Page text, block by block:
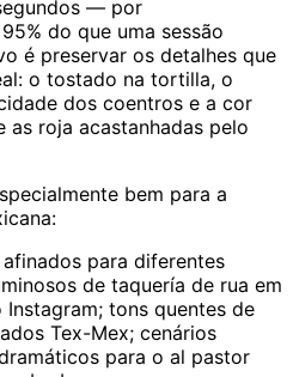
— por
do que uma sessão
é preservar os detalhes que
o tostado na tortilla, o
dos coentros e a cor
as roja acastanhadas pelo
bem para a
afinados para diferentes
de taquería de rua em
tons quentes de
Tex-Mex; cenários
para o al pastor